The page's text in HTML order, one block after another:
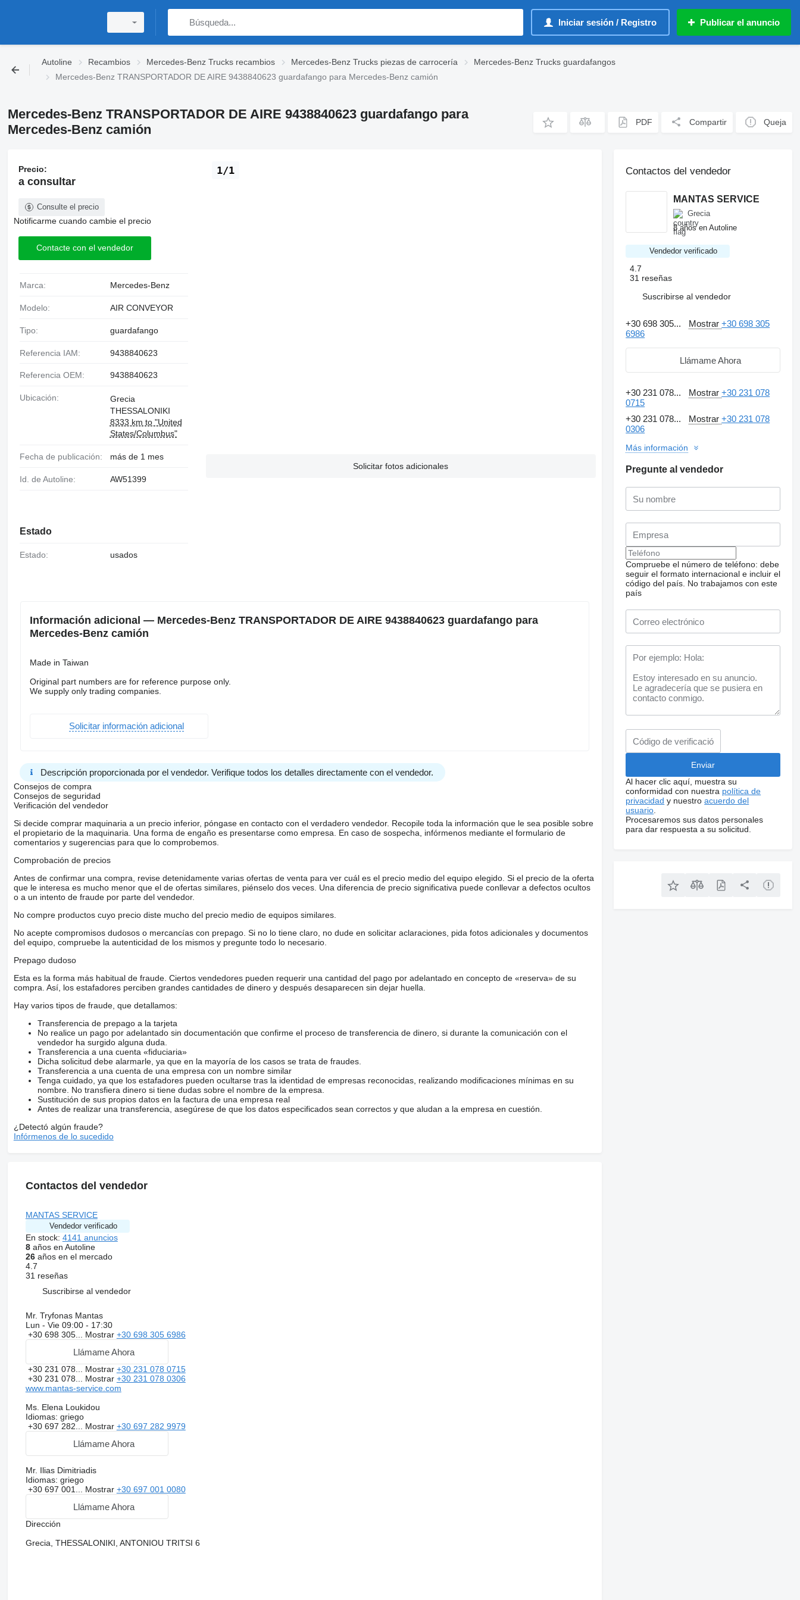
Iniciar sesión / Registro Publicar el anuncio
Autoline Recambios Mercedes-Benz Trucks recambios Mercedes-Benz Trucks piezas de carrocería
Mercedes-Benz Trucks guardafangos
Mercedes-Benz TRANSPORTADOR DE AIRE 9438840623 guardafango para Mercedes-Benz camión
Mercedes-Benz TRANSPORTADOR DE AIRE 9438840623 guardafango para
Mercedes-Benz camión
PDF Compartir Queja
1/1
Solicitar fotos adicionales
Precio:
a consultar
Consulte el precio
Notificarme cuando cambie el precio
Contacte con el vendedor
Marca: Mercedes-Benz
Modelo: AIR CONVEYOR
Tipo: guardafango
Referencia IAM: 9438840623
Referencia OEM: 9438840623
Ubicación:
Grecia
THESSALONIKI
8333 km to "United
States/Columbus"
Fecha de publicación: más de 1 mes
Id. de Autoline: AW51399
Estado
Estado: usados
Información adicional — Mercedes-Benz TRANSPORTADOR DE AIRE 9438840623 guardafango para
Mercedes-Benz camión
Made in Taiwan
Original part numbers are for reference purpose only.
We supply only trading companies.
Solicitar información adicional
Descripción proporcionada por el vendedor. Verifique todos los detalles directamente con el vendedor.
Consejos de compra
Consejos de seguridad
Verificación del vendedor
Si decide comprar maquinaria a un precio inferior, póngase en contacto con el verdadero vendedor. Recopile toda la información que le sea posible sobre
el propietario de la maquinaria. Una forma de engaño es presentarse como empresa. En caso de sospecha, infórmenos mediante el formulario de
comentarios y sugerencias para que lo comprobemos.
Comprobación de precios
Antes de confirmar una compra, revise detenidamente varias ofertas de venta para ver cuál es el precio medio del equipo elegido. Si el precio de la oferta
que le interesa es mucho menor que el de ofertas similares, piénselo dos veces. Una diferencia de precio significativa puede conllevar a defectos ocultos
o a un intento de fraude por parte del vendedor.
No compre productos cuyo precio diste mucho del precio medio de equipos similares.
No acepte compromisos dudosos o mercancías con prepago. Si no lo tiene claro, no dude en solicitar aclaraciones, pida fotos adicionales y documentos
del equipo, compruebe la autenticidad de los mismos y pregunte todo lo necesario.
Prepago dudoso
Esta es la forma más habitual de fraude. Ciertos vendedores pueden requerir una cantidad del pago por adelantado en concepto de «reserva» de su
compra. Así, los estafadores perciben grandes cantidades de dinero y después desaparecen sin dejar huella.
Hay varios tipos de fraude, que detallamos:
Transferencia de prepago a la tarjeta
No realice un pago por adelantado sin documentación que confirme el proceso de transferencia de dinero, si durante la comunicación con el
vendedor ha surgido alguna duda.
Transferencia a una cuenta «fiduciaria»
Dicha solicitud debe alarmarle, ya que en la mayoría de los casos se trata de fraudes.
Transferencia a una cuenta de una empresa con un nombre similar
Tenga cuidado, ya que los estafadores pueden ocultarse tras la identidad de empresas reconocidas, realizando modificaciones mínimas en su
nombre. No transfiera dinero si tiene dudas sobre el nombre de la empresa.
Sustitución de sus propios datos en la factura de una empresa real
Antes de realizar una transferencia, asegúrese de que los datos especificados sean correctos y que aludan a la empresa en cuestión.
¿Detectó algún fraude?
Infórmenos de lo sucedido
Contactos del vendedor
MANTAS SERVICE
Vendedor verificado
En stock: 4141 anuncios
8años en Autoline
26años en el mercado
4.7
31 reseñas
Suscribirse al vendedor
Mr. Tryfonas Mantas
Lun - Vie 09:00 - 17:30
+30 698 305... Mostrar +30 698 305 6986
Llámame Ahora
+30 231 078... Mostrar +30 231 078 0715
+30 231 078... Mostrar +30 231 078 0306
www.mantas-service.com
Ms. Elena Loukidou
Idiomas: griego
+30 697 282... Mostrar +30 697 282 9979
Llámame Ahora
Mr. Ilias Dimitriadis
Idiomas: griego
+30 697 001... Mostrar +30 697 001 0080
Llámame Ahora
Dirección
Grecia, THESSALONIKI, ANTONIOU TRITSI 6
Contactos del vendedor
MANTAS SERVICE
Grecia
8 años en Autoline
Vendedor verificado
4.7
31 reseñas
Suscribirse al vendedor
+30 698 305... Mostrar+30 698 305
6986
Llámame Ahora
+30 231 078... Mostrar+30 231 078
0715
+30 231 078...
Mostrar+30 231 078
0306
Más información
Pregunte al vendedor
Compruebe el número de teléfono: debe
seguir el formato internacional e incluir el
código del país. No trabajamos con este
país
Al hacer clic aquí, muestra su
conformidad con nuestra política de
privacidad y nuestroacuerdo del
usuario
Procesaremos sus datos personales
para dar respuesta a su solicitud.